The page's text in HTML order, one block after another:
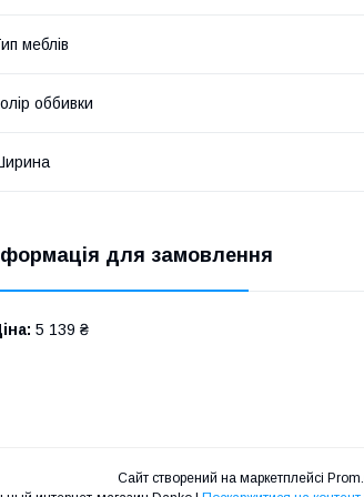
меблів
оббивки
для замовлення
5 139 ₴
Сайт створений на маркетплейсі